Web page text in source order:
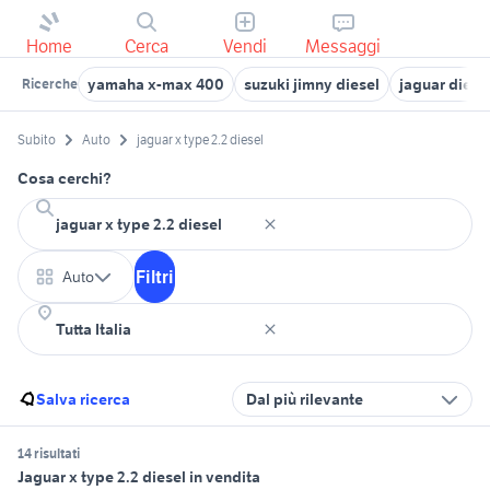
Home Cerca Vendi Messaggi
Ricerche yamaha x-max 400 suzuki jimny diesel jaguar
Subito Auto jaguar x type 2.2 diesel
Cosa cerchi?
Auto Filtri
Salva ricerca Dal più rilevante
14 risultati
Jaguar x type 2.2 diesel in vendita